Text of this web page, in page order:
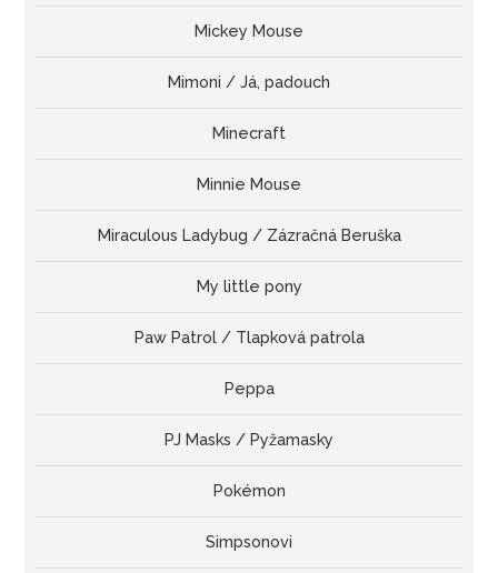
Mickey Mouse
Mimoni / Já, padouch
Minecraft
Minnie Mouse
Miraculous Ladybug / Zázračná Beruška
My little pony
Paw Patrol / Tlapková patrola
Peppa
PJ Masks / Pyžamasky
Pokémon
Simpsonovi